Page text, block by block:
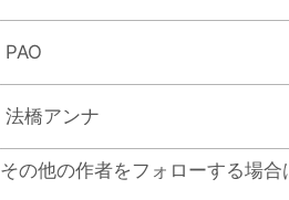
PAO
法橋アンナ
その他の作者をフォローする場